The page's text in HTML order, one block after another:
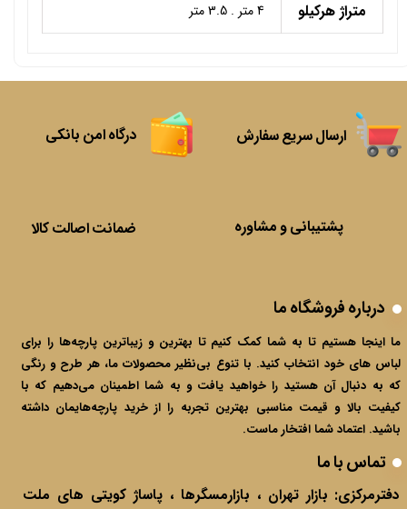
متراژ هرکیلو 4 متر . 3.5 متر
ارسال سریع سفارش
درباره فروشگاه ما
ما اینجا هستیم تا به شما کمک کنیم تا بهترین و زیباترین پارچه‌ها را برای
لباس های خود انتخاب کنید. با تنوع بی‌نظیر محصولات ما، هر طرح و رنگی
که به دنبال آن هستید را خواهید یافت و به شما اطمینان می‌دهیم که با
کیفیت بالا و قیمت مناسبی بهترین تجربه را از خرید پارچه‌هایمان داشته
باشید. اعتماد شما افتخار ماست.​​​​​
تماس با ما
دفترمرکزی: بازار تهران ، بازارمسگرها ، پاساژ کویتی های ملت
درگاه امن بانکی
پشتیبانی و مشاوره ضمانت اصالت کالا